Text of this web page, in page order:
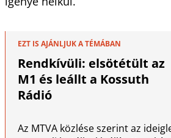
EZT IS AJÁNLJUK A TÉMÁBAN
Rendkívüli: elsötétült az
M1 és leállt a Kossuth
Rádió
Az MTVA közlése szerint az